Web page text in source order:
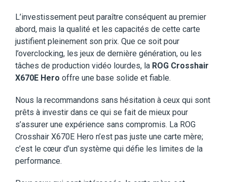
L’investissement peut paraître conséquent au premier
abord, mais la qualité et les capacités de cette carte
justifient pleinement son prix. Que ce soit pour
l’overclocking, les jeux de dernière génération, ou les
tâches de production vidéo lourdes, la ROG Crosshair
X670E Hero offre une base solide et fiable.
Nous la recommandons sans hésitation à ceux qui sont
prêts à investir dans ce qui se fait de mieux pour
s’assurer une expérience sans compromis. La ROG
Crosshair X670E Hero n’est pas juste une carte mère;
c’est le cœur d’un système qui défie les limites de la
performance.